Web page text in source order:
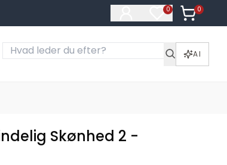
0
Varer på
0
Varer i
AI
Skønhed 2 -